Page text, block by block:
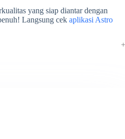
yang siap diantar dengan
Langsung cek aplikasi Astro